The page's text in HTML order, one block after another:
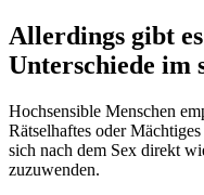
Allerdings gibt
Unterschiede im
Hochsensible Menschen
Rätselhaftes oder
sich nach dem Sex direkt
zuzuwenden.